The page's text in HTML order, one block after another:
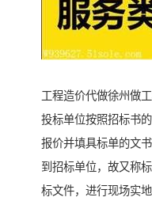
工程造价代做徐州做
投标单位按照招标书
报价并填具标单的文
到招标单位，故又称
标文件，进行现场实